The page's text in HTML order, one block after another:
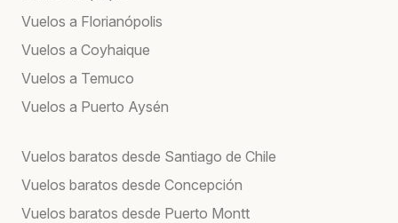
Vuelos a Florianópolis
Vuelos a Coyhaique
Vuelos a Temuco
Vuelos a Puerto Aysén
Vuelos baratos desde Santiago de Chile
Vuelos baratos desde Concepción
Vuelos baratos desde Puerto Montt